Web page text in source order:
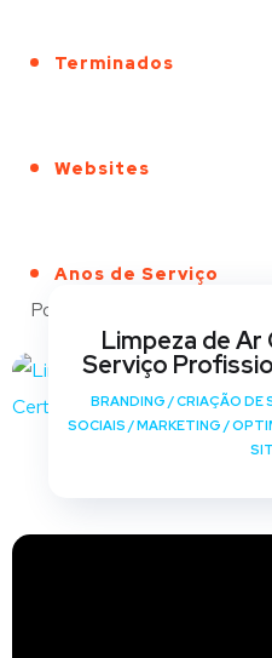
Terminados
Websites
Anos de Serviço
Portfólio
Limpeza de Ar
Serviço
BRANDING /CRIAÇÃO DE
SOCIAIS /MARKETING /